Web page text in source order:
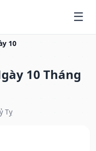
10
10 Tháng
Tỵ